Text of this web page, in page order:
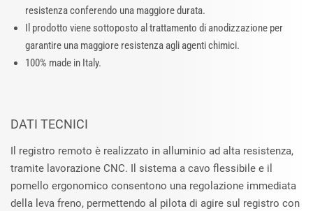
resistenza conferendo una maggiore durata.
Il prodotto viene sottoposto al trattamento di anodizzazione per
garantire una maggiore resistenza agli agenti chimici.
100% made in Italy.
DATI TECNICI
Il registro remoto è realizzato in alluminio ad alta resistenza,
tramite lavorazione CNC. Il sistema a cavo flessibile e il
pomello ergonomico consentono una regolazione immediata
della leva freno, permettendo al pilota di agire sul registro con